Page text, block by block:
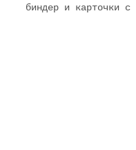
биндер и карточки с